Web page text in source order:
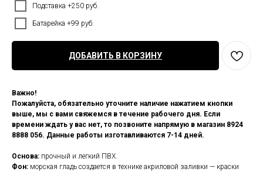
Подставка +250 руб.
Батарейка +99 руб.
ДОБАВИТЬ В КОРЗИНУ
Важно!
Пожалуйста, обязательно уточните наличие нажатием кнопки
выше, мы с вами свяжемся в течение рабочего дня. Если
времени ждать у вас нет, то позвоните напрямую в магазин 8924
8888 056. Данные работы изготавливаются 7-14 дней.
Основа: прочный и легкий ПВХ.
Фон: морская гладь создается в технике акриловой заливки — краски